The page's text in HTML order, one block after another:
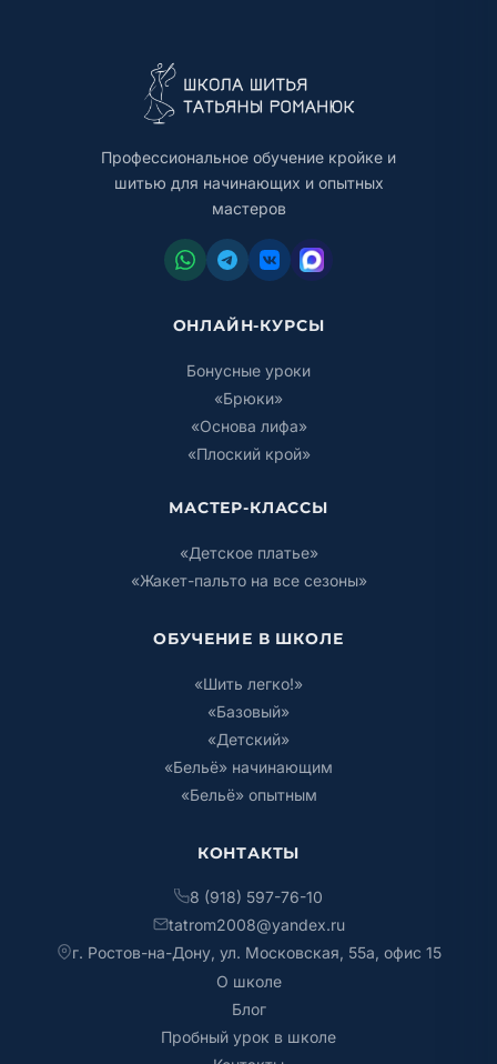
Профессиональное обучение кройке и
шитью для начинающих и опытных
мастеров
ОНЛАЙН-КУРСЫ
Бонусные уроки
«Брюки»
«Основа лифа»
«Плоский крой»
МАСТЕР-КЛАССЫ
«Детское платье»
«Жакет-пальто на все сезоны»
ОБУЧЕНИЕ В ШКОЛЕ
«Шить легко!»
«Базовый»
«Детский»
«Бельё» начинающим
«Бельё» опытным
КОНТАКТЫ
8 (918) 597-76-10
tatrom2008@yandex.ru
г. Ростов-на-Дону, ул. Московская, 55а, офис 15
О школе
Блог
Пробный урок в школе